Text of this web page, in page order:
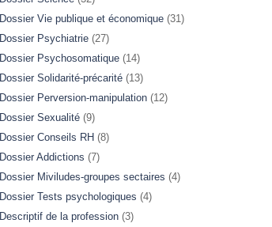
Dossier Vie publique et économique (31)
Dossier Psychiatrie (27)
Dossier Psychosomatique (14)
Dossier Solidarité-précarité (13)
Dossier Perversion-manipulation (12)
Dossier Sexualité (9)
Dossier Conseils RH (8)
Dossier Addictions (7)
Dossier Miviludes-groupes sectaires (4)
Dossier Tests psychologiques (4)
Descriptif de la profession (3)